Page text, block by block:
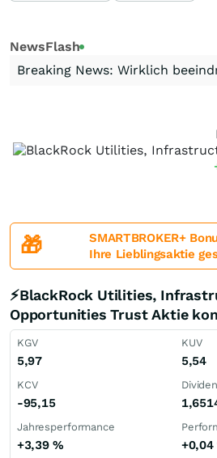
NewsFlash
Breaking News: Wirklich
🎁
SMARTBROKER+
Ihre Lieblingsaktie
⚡BlackRock Utilities,
Opportunities Trust Aktie
KGV
5,97
KUV
5,54
KCV
-95,15
Jahresperformance
+3,39% +0,04